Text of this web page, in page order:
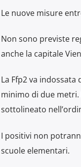
Le nuove misure
Non sono previste
anche la capitale
La Ffp2 va
minimo di due
sottolineato
I positivi non
scuole elementari.